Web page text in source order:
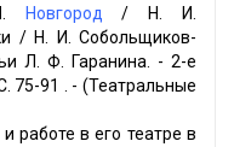
. Новгород / Н. И.
/ Н. И. Собольщиков-
Л. Ф. Гаранина. - 2-е
75-91 . - (Театральные
работе в его театре в